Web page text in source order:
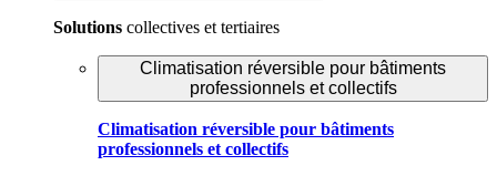
Solutions collectives et tertiaires
Climatisation réversible pour bâtiments
professionnels et collectifs
Climatisation réversible pour bâtiments
professionnels et collectifs